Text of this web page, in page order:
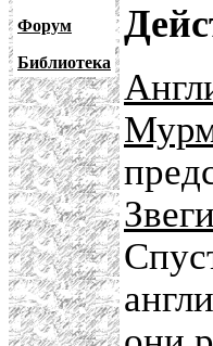
Форум
Библиотека